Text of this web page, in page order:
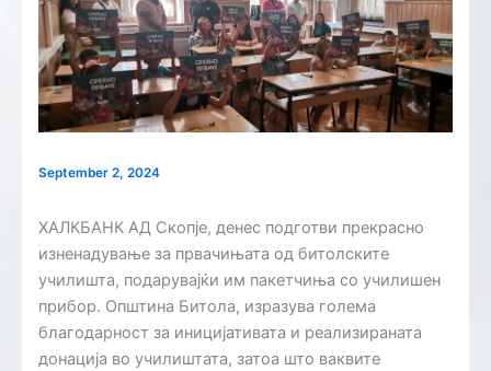
September 2, 2024
ХАЛКБАНК АД Скопје, денес подготви прекрасно
изненадување за првачињата од битолските
училишта, подарувајќи им пакетчиња со училишен
прибор. Општина Битола, изразува голема
благодарност за иницијативата и реализираната
донација во училиштата, затоа што ваквите